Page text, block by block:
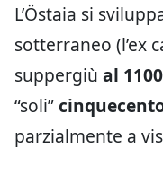
L’Östaia si
sotterraneo (l’ex
suppergiù al 1100
“soli”
parzialmente a